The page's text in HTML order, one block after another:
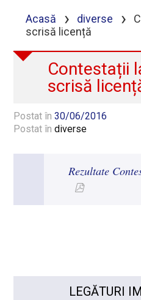
Acasă › diverse ›
scrisă licență
Contestații
scrisă
Postat în30/06/2016
Postat îndiverse
Rezultate
LEGĂTURI